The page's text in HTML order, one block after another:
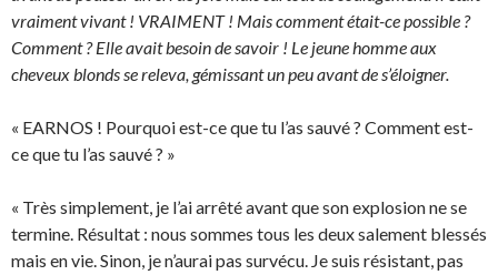
vraiment vivant ! VRAIMENT ! Mais comment était-ce possible ?
Comment ? Elle avait besoin de savoir ! Le jeune homme aux
cheveux blonds se releva, gémissant un peu avant de s’éloigner.
« EARNOS ! Pourquoi est-ce que tu l’as sauvé ? Comment est-
ce que tu l’as sauvé ? »
« Très simplement, je l’ai arrêté avant que son explosion ne se
termine. Résultat : nous sommes tous les deux salement blessés
mais en vie. Sinon, je n’aurai pas survécu. Je suis résistant, pas